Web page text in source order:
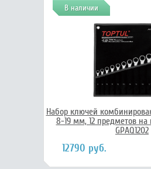
В наличии
Набор ключей
8-19 мм, 12 предметов на
GPAQ1202
12790 руб.